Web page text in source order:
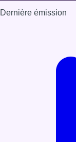
Dernière émission